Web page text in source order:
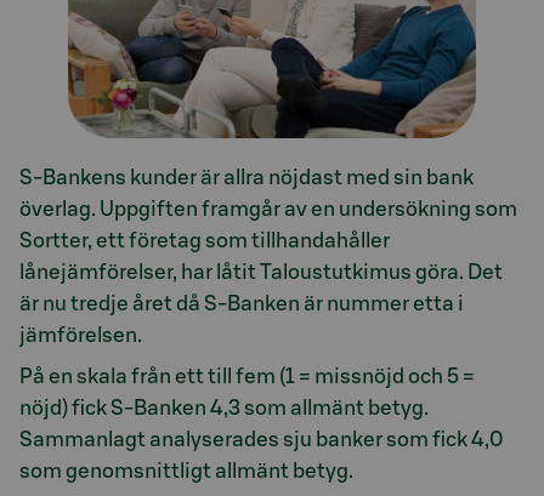
S-Bankens kunder är allra nöjdast med sin bank
överlag. Uppgiften framgår av en undersökning som
Sortter, ett företag som tillhandahåller
lånejämförelser, har låtit Taloustutkimus göra. Det
är nu tredje året då S-Banken är nummer etta i
jämförelsen.
På en skala från ett till fem (1 = missnöjd och 5 =
nöjd) fick S-Banken 4,3 som allmänt betyg.
Sammanlagt analyserades sju banker som fick 4,0
som genomsnittligt allmänt betyg.